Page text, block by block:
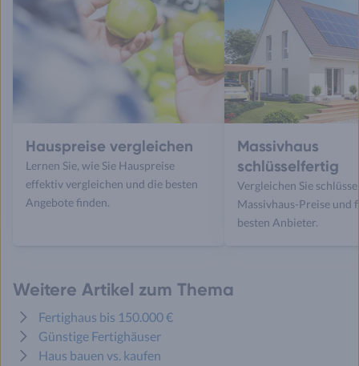
Hauspreise vergleichen
Lernen Sie, wie Sie Hauspreise
effektiv vergleichen und die besten
Angebote finden.
Massivhaus
schlüsselfertig
Vergleichen Sie
Massivhaus-Preise und
besten Anbieter.
Weitere Artikel zum Thema
Fertighaus bis 150.000 €
Günstige Fertighäuser
Haus bauen vs. kaufen